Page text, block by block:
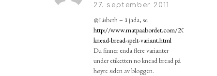
27. september 2011
@Lisbeth – å jada, se
http://www.matpaabordet.com/2011/01/no-
knead-bread-spelt-variant.html
Du finner enda flere varianter
under etiketten no knead bread på
høyre siden av bloggen.